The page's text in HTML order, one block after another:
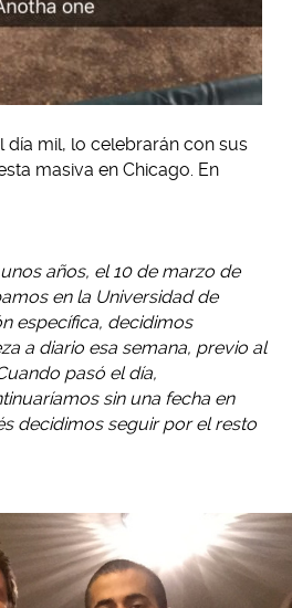
día mil, lo celebrarán con sus
masiva en Chicago. En
años, el 10 de marzo de
en la Universidad de
específica, decidimos
a diario esa semana, previo al
pasó el día,
sin una fecha en
decidimos seguir por el resto